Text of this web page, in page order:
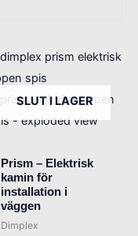
SLUT I LAGER
Prism – Elektrisk
kamin för
installation i
väggen
Dimplex